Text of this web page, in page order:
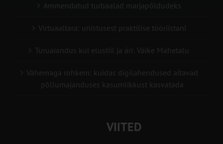
Ammendatud turbaalad marjapõldudeks
Virtuaaltara: unistusest praktilise tööriistani
Turuaiandus kui elustiil ja äri: Väike Mahetalu
Vähemaga rohkem: kuidas digilahendused aitavad
põllumajanduses kasumlikkust kasvatada
VIITED